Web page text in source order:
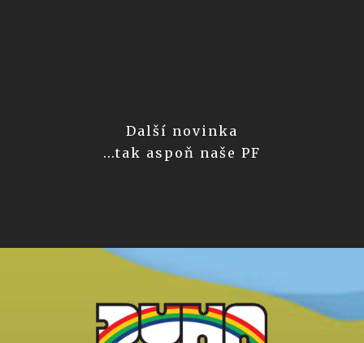
Další novinka
...tak aspoň naše PF